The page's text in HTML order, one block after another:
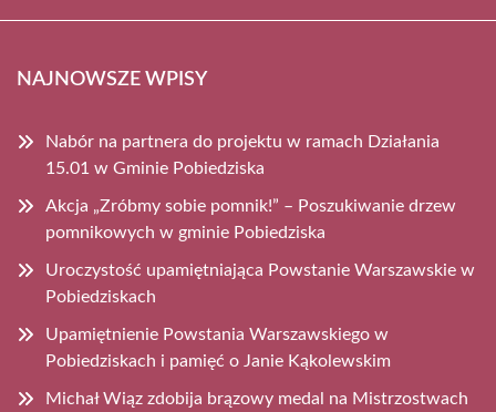
NAJNOWSZE WPISY
Nabór na partnera do projektu w ramach Działania
15.01 w Gminie Pobiedziska
Akcja „Zróbmy sobie pomnik!” – Poszukiwanie drzew
pomnikowych w gminie Pobiedziska
Uroczystość upamiętniająca Powstanie Warszawskie w
Pobiedziskach
Upamiętnienie Powstania Warszawskiego w
Pobiedziskach i pamięć o Janie Kąkolewskim
Michał Wiąz zdobija brązowy medal na Mistrzostwach